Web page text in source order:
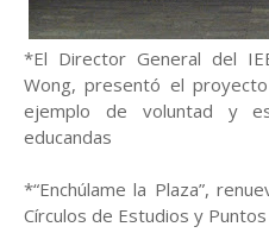
*El Director General del
Wong, presentó el proyecto
ejemplo de voluntad y
educandas
*“Enchúlame la Plaza”,
Círculos de Estudios y